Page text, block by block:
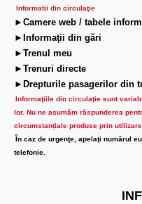
Informatii din circulaţie
►Camere web / tabele
►Informaţii din gări
►Trenul meu
►Trenuri directe
►Drepturile pasagerilor din
Informaţiile din circulaţie sunt
lor. Nu ne asumăm răspunderea
circumstanțiale produse prin
În caz de urgenţe, apelaţi numărul
telefonie.